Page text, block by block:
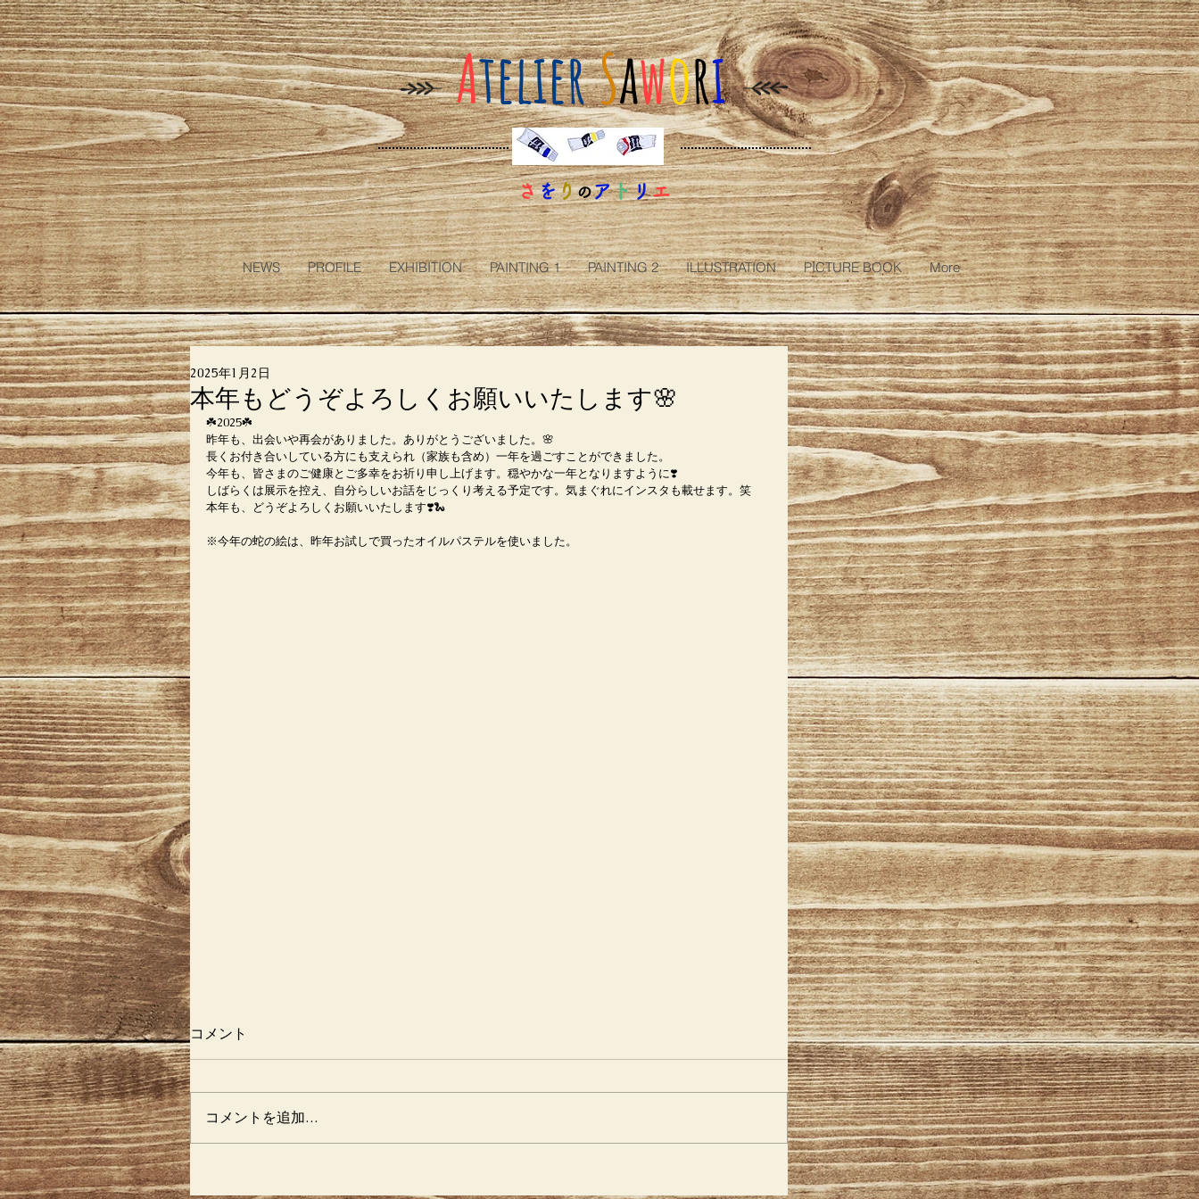
AtelierSawori
さをりのアトリエ
NEWS PROFILE EXHIBITION PAINTING 1 PAINTING 2 ILLUSTRATION PICTURE BOOK More
本年もどうぞよろしくお願いいたします🌸
2025年1月2日
☘️2025☘️
昨年も、出会いや再会がありました。ありがとうございました。🌸
長くお付き合いしている方にも支えられ（家族も含め）一年を過ごすことができました。
今年も、皆さまのご健康とご多幸をお祈り申し上げます。穏やかな一年となりますように❣️
しばらくは展示を控え、自分らしいお話をじっくり考える予定です。気まぐれにインスタも載せます。笑
本年も、どうぞよろしくお願いいたします❣️🐍
※今年の蛇の絵は、昨年お試しで買ったオイルパステルを使いました。
コメント
コメントを追加…